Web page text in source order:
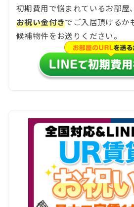
初期費用で悩まれているお部屋、
お祝い金付きでご入居頂けるか
候補物件をお送りください。